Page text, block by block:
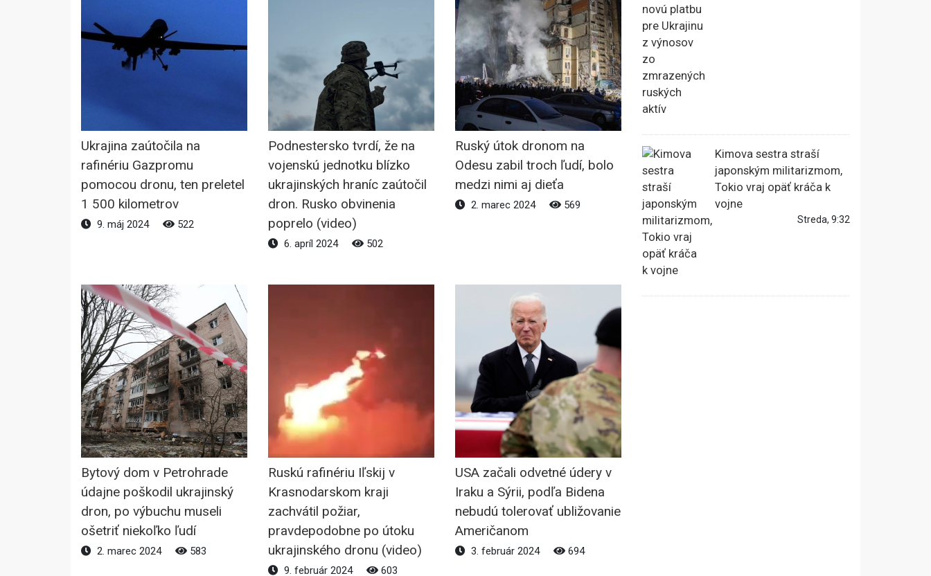
Ukrajina zaútočila na
rafinériu Gazpromu
pomocou dronu, ten preletel
1 500 kilometrov
9. máj 2024 522
Podnestersko tvrdí, že na
vojenskú jednotku blízko
ukrajinských hraníc zaútočil
dron. Rusko obvinenia
poprelo (video)
6. apríl 2024 502
Ruský útok dronom na
Odesu zabil troch ľudí, bolo
medzi nimi aj dieťa
2. marec 2024 569
Bytový dom v Petrohrade
údajne poškodil ukrajinský
dron, po výbuchu museli
ošetriť niekoľko ľudí
2. marec 2024 583
Ruskú rafinériu Iľskij v
Krasnodarskom kraji
zachvátil požiar,
pravdepodobne po útoku
ukrajinského dronu (video)
9. február 2024 603
USA začali odvetné údery v
Iraku a Sýrii, podľa Bidena
nebudú tolerovať ubližovanie
Američanom
3. február 2024 694
Kimova sestra straší
japonským militarizmom,
Tokio vraj opäť kráča k
vojne
Streda, 9:32